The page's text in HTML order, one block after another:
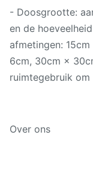
- Doosgrootte:
en de
afmetingen:
6cm, 30cm ×
ruimtegebruik
Over ons